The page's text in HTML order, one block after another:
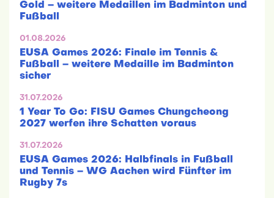
Gold – weitere Medaillen im Badminton und
Fußball
01.08.2026
EUSA Games 2026: Finale im Tennis &
Fußball – weitere Medaille im Badminton
sicher
31.07.2026
1 Year To Go: FISU Games Chungcheong
2027 werfen ihre Schatten voraus
31.07.2026
EUSA Games 2026: Halbfinals in Fußball
und Tennis – WG Aachen wird Fünfter im
Rugby 7s